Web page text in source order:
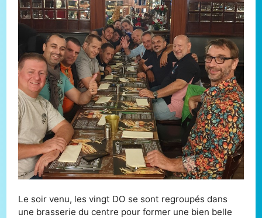
Le soir venu, les vingt DO se sont regroupés dans
une brasserie du centre pour former une bien belle